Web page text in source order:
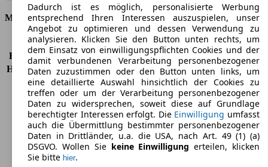
Motor & Leistung
KW (PS)
75 kW (102 PS)
Beschleunigung (0-100 km/h) -
Höchstgeschwindigkeit (km/h) 150 km/h
Anzahl der Gänge
6
Drehmoment
250 nm
Hubraum
1499 ccm
Kraftstoff
Diesel
Zylinder
Getriebe
Schaltgetriebe
Antriebsart
Dadurch ist es möglich, personalisierte Werbung
entsprechend Ihren Interessen auszuspielen, unser
Angebot zu optimieren und dessen Verwendung zu
analysieren. Klicken Sie den Button unten rechts, um
dem Einsatz von einwilligungspflichten Cookies und der
damit verbundenen Verarbeitung personenbezogener
Daten zuzustimmen oder den Button unten links, um
eine detaillierte Auswahl hinsichtlich der Cookies zu
treffen oder um der Verarbeitung personenbezogener
Daten zu widersprechen, soweit diese auf Grundlage
berechtigter Interessen erfolgt. Die Einwilligung umfasst
auch die Übermittlung bestimmter personenbezogener
Daten in Drittländer, u.a. die USA, nach Art. 49 (1) (a)
DSGVO. Wollen Sie keine Einwilligung erteilen, klicken
Sie bitte hier.